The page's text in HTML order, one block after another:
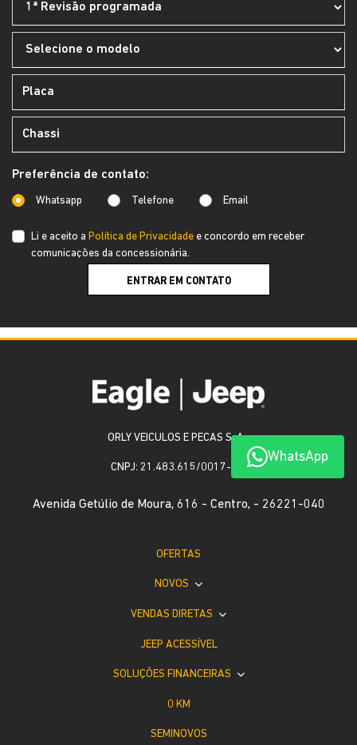
Preferência de contato:
Whatsapp Telefone Email
Li e aceito a Política de Privacidade e concordo em receber
comunicações da concessionária.
ENTRAR EM CONTATO
WhatsApp
ORLY VEICULOS E PECAS S. A.
CNPJ: 21.483.615/0017-53
Avenida Getúlio de Moura, 616 - Centro, - 26221-040
OFERTAS
NOVOS
VENDAS DIRETAS
JEEP ACESSÍVEL
SOLUÇÕES FINANCEIRAS
0 KM
SEMINOVOS